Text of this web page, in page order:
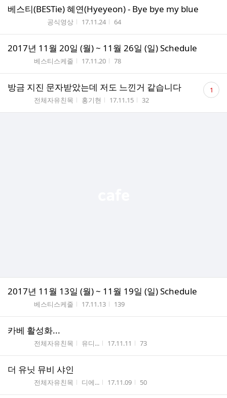
베스티(BESTie) 혜연(Hyeyeon) - Bye bye my blue
공식영상 작성시간
17.11.24 조회수
64
2017년 11월 20일 (월) ~ 11월 26일 (일) Schedule
베스티스케줄 작성시간
17.11.20 조회수
78
방금 지진 문자받았는데 저도 느낀거 같습니다
전체자유친목 작성자
홍기현 작성시간
17.11.15 조회수
32
댓
글 1
2017년 11월 13일 (월) ~ 11월 19일 (일) Schedule
베스티스케줄 작성시간
17.11.13 조회수
139
카베 활성화...
전체자유친목 작성자
유디... 작성시간
17.11.11 조회수
73
더 유닛 뮤비 샤인
전체자유친목 작성자
디에... 작성시간
17.11.09 조회수
50